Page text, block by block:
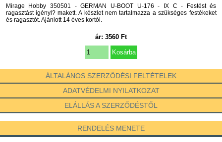
Mirage Hobby 350501 - GERMAN U-BOOT U-176 - IX C - Festést és
ragasztást igényl? makett. A készlet nem tartalmazza a szükséges festékeket
és ragasztót. Ajánlott 14 éves kortól.
ár: 3560 Ft
ÁLTALÁNOS SZERZŐDÉSI FELTÉTELEK
ADATVÉDELMI NYILATKOZAT
ELÁLLÁS A SZERZŐDÉSTŐL
RENDELÉS MENETE